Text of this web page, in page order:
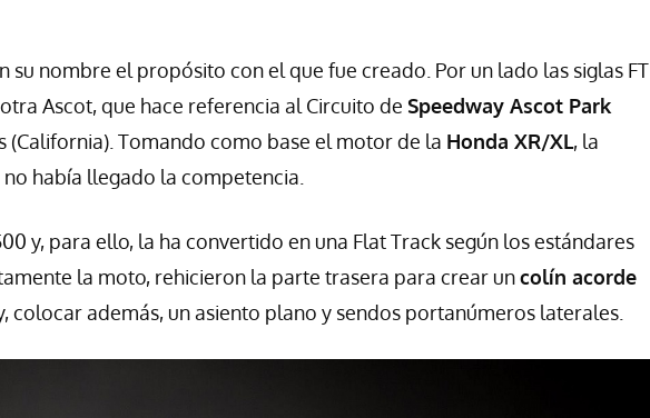
su nombre el propósito con el que fue creado. Por un lado las siglas FT
Ascot, que hace referencia al Circuito de Speedway Ascot Park
(California). Tomando como base el motor de la Honda XR/XL, la
había llegado la competencia.
y, para ello, la ha convertido en una Flat Track según los estándares
la moto, rehicieron la parte trasera para crear uncolín acorde
colocar además, un asiento plano y sendos portanúmeros laterales.